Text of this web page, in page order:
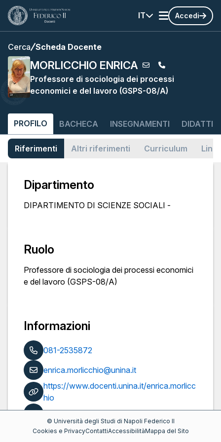
IT Accedi
Cerca Scheda Docente
MORLICCHIO ENRICA
Professore di sociologia dei processi
economici e del lavoro (GSPS-08/A)
PROFILO BACHECA INSEGNAMENTI
Riferimenti Altri riferimenti Curriculum Links
Dipartimento
DIPARTIMENTO DI SCIENZE SOCIALI -
Ruolo
Professore di sociologia dei processi economici
e del lavoro (GSPS-08/A)
Informazioni
081-2535872
enrica.morlicchio@unina.it
https://www.docenti.unina.it/enrica.morlicc
hio
Pubblicazioni
© Università degli Studi di Napoli Federico II
Cookies e PrivacyContattiAccessibilitàMappa del Sito